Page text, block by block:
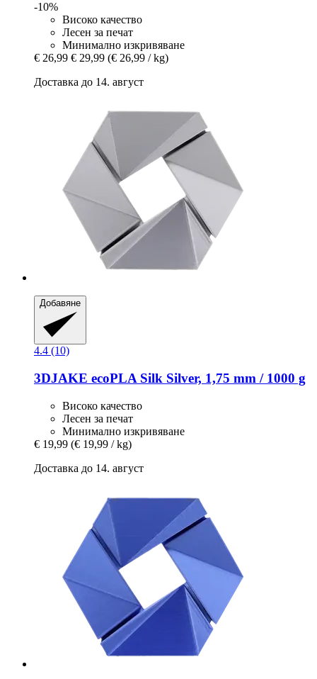
-10%
Високо качество
Лесен за печат
Минимално изкривяване
€ 26,99 € 29,99 (€ 26,99 / kg)
Доставка до 14. август
Добавяне
4.4 (10)
3DJAKE ecoPLA Silk Silver, 1,75 mm / 1000 g
Високо качество
Лесен за печат
Минимално изкривяване
€ 19,99 (€ 19,99 / kg)
Доставка до 14. август